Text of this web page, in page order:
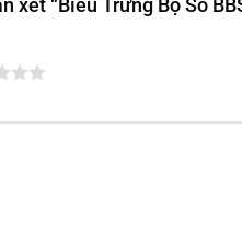
xét “Biểu Trưng Bộ Số